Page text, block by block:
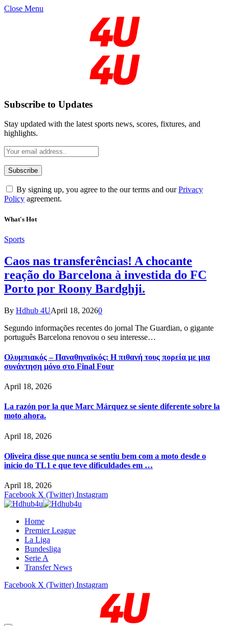
Close Menu
Subscribe to Updates
Stay updated with the latest sports news, scores, fixtures, and
highlights.
By signing up, you agree to the our terms and ourPrivacy
Policy agreement.
What's Hot
Sports
Caos nas transferências! A chocante
reação do Barcelona à investida do FC
Porto por Roony Bardghji.
By Hdhub 4UApril 18, 20260
Segundo informações recentes do jornal The Guardian, o gigante
português Barcelona renovou o seu interesse…
Ολυμπιακός – Παναθηναϊκός: Η πιθανή τους πορεία με μια
συνάντηση μόνο στο Final Four
April 18, 2026
La razón por la que Marc Márquez se siente diferente sobre la
moto ahora.
April 18, 2026
Oliveira disse que nunca se sentiu bem com a moto desde o
início do TL1 e que teve dificuldades em …
April 18, 2026
Facebook X (Twitter) Instagram
Home
Premier League
La Liga
Bundesliga
Serie A
Transfer News
Facebook X (Twitter) Instagram